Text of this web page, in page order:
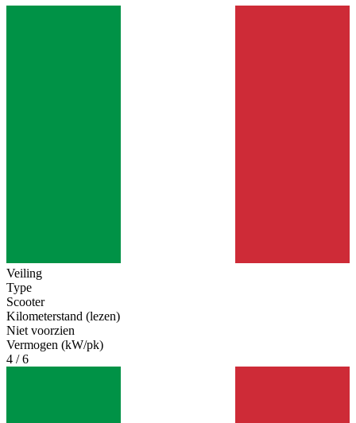
Veiling
Type
Scooter
Kilometerstand (lezen)
Niet voorzien
Vermogen (kW/pk)
4 / 6